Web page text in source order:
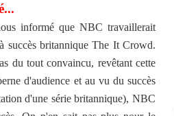
informé que NBC travaillerait
succès britannique The It Crowd.
du tout convaincu, revêtant cette
d'audience et au vu du succès
d'une série britannique), NBC